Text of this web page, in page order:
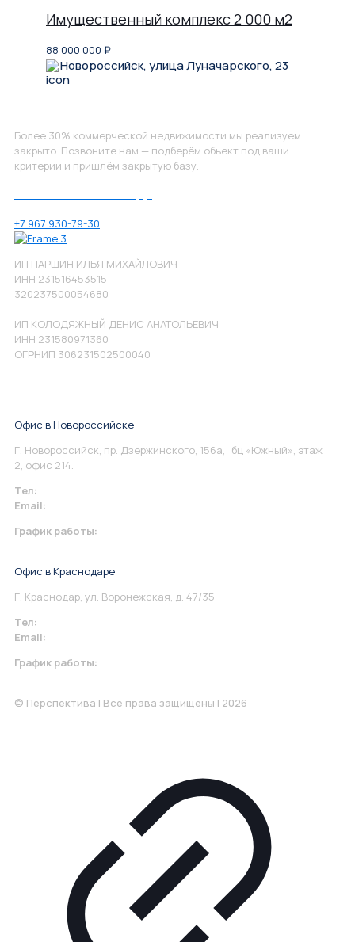
Имущественный комплекс 2 000 м2
88 000 000 ₽
Новороссийск, улица Луначарского, 23
Более 30% коммерческой недвижимости мы реализуем
закрыто. Позвоните нам — подберём объект под ваши
критерии и пришлём закрытую базу.
+7 967 930-79-30
ИП ПАРШИН ИЛЬЯ МИХАЙЛОВИЧ
ИНН 231516453515
320237500054680
ИП КОЛОДЯЖНЫЙ ДЕНИС АНАТОЛЬЕВИЧ
ИНН 231580971360
ОГРНИП 306231502500040
Офис в Новороссийске
Г. Новороссийск, пр. Дзержинского, 156а, бц «Южный», этаж
2, офис 214.
Тел:
Email:
График работы:
Офис в Краснодаре
Г. Краснодар, ул. Воронежская, д. 47/35
Тел:
Email:
График работы:
© Перспектива | Все права защищены | 2026